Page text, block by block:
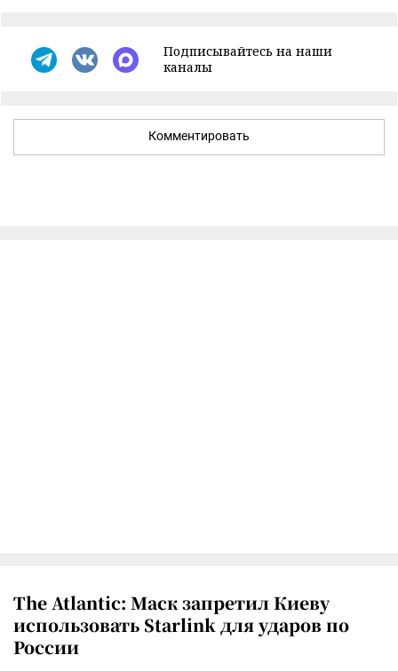
Подписывайтесь на наши
каналы
Комментировать
The Atlantic: Маск запретил Киеву
использовать Starlink для ударов по
России